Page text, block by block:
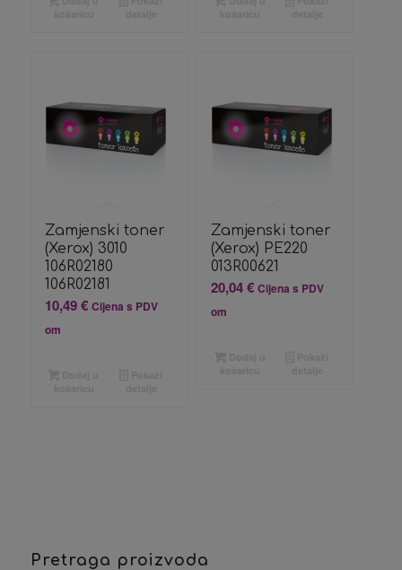
Zamjenski toner
(Xerox) 3010
106R02180
106R02181
10,49€ Cijena s PDV
om
Zamjenski toner
(Xerox) PE220
013R00621
20,04€ Cijena s PDV
om
Pretraga proizvoda